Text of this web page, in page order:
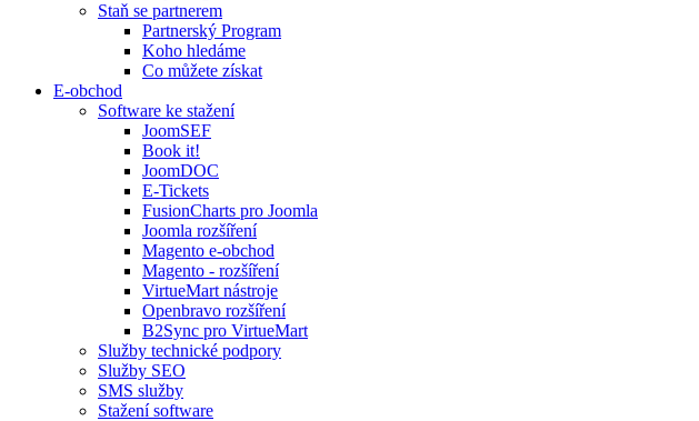
Staň se partnerem
Partnerský Program
Koho hledáme
Co můžete získat
E-obchod
Software ke stažení
JoomSEF
Book it!
JoomDOC
E-Tickets
FusionCharts pro Joomla
Joomla rozšíření
Magento e-obchod
Magento - rozšíření
VirtueMart nástroje
Openbravo rozšíření
B2Sync pro VirtueMart
Služby technické podpory
Služby SEO
SMS služby
Stažení software